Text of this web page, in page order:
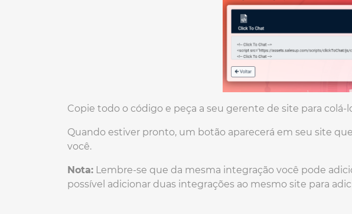
Copie todo o código e peça a seu gerente de site para
Quando estiver pronto, um botão aparecerá em seu site
você.
Nota: Lembre-se que da mesma integração você pode
possível adicionar duas integrações ao mesmo site para